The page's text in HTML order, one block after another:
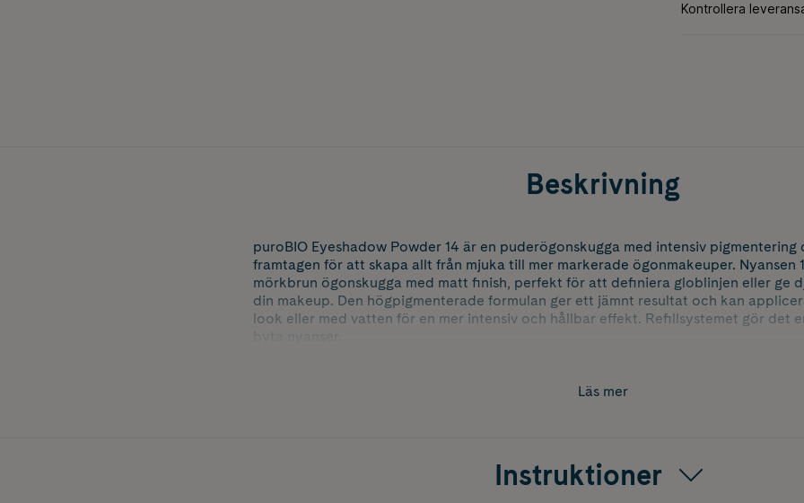
Beskrivning
puroBIO Eyeshadow Powder 14 är en puderögonskugga med intensiv
framtagen för att skapa allt från mjuka till mer markerade ögonmakeuper. Nyansen
mörkbrun ögonskugga med matt finish, perfekt för att definiera globlinjen eller ge
din makeup. Den högpigmenterade formulan ger ett jämnt resultat och kan
look eller med vatten för en mer intensiv och hållbar effekt. Refillsystemet gör det
Läs mer
Instruktioner